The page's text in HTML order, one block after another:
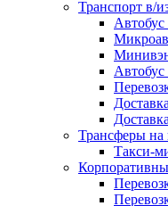
Транспорт в/
Автобус
Автобус
Трансферы на
Такси-